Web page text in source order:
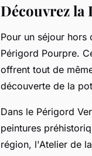
Découvrez la
Pour un séjour
Périgord Pourpre.
offrent tout de
découverte de la
Dans le Périgord
peintures
région, l'Atelier de